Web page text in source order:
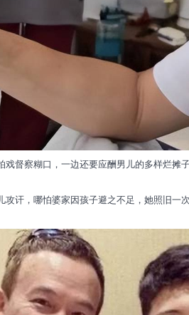
戏督察糊口，一边还要应酬男儿的多样烂摊
攻讦，哪怕婆家因孩子避之不足，她照旧一